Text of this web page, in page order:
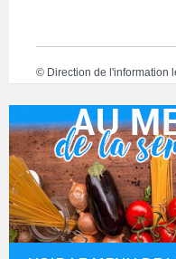
© Direction de l'information